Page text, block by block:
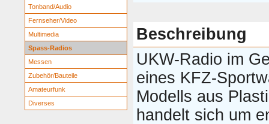
Tonband/Audio
Fernseher/Video
Multimedia
Spass-Radios
Messen
Zubehör/Bauteile
Amateurfunk
Diverses
Beschreibung
UKW-Radio im
eines KFZ-
Modells aus
handelt sich um